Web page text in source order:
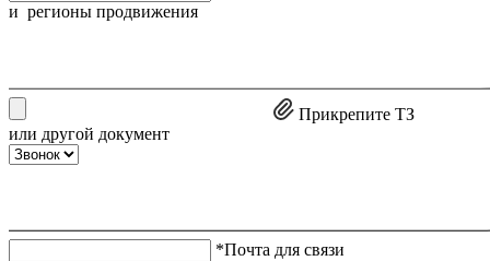
и регионы продвижения
Прикрепите ТЗ
или другой документ
*Почта для связи